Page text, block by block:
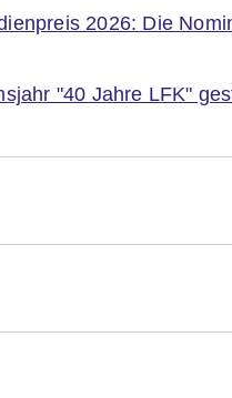
2026: Die
"40 Jahre LFK"